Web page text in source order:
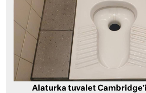
Alaturka tuvalet Cambridge’i